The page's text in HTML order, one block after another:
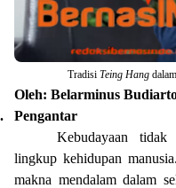
Tradisi Teing Hang
Oleh: Belarminus
Pengantar
Kebudayaan tidak
lingkup kehidupan
makna mendalam dalam